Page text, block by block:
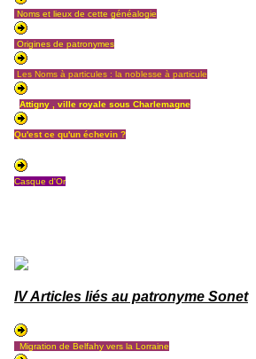
Noms et lieux de cette généalogie
Origines de patronymes
Les Noms à particules : la noblesse à particule
Attigny , ville royale sous Charlemagne
Qu'est ce qu'un échevin ?
Casque d'Or
IV Articles liés au patronyme Sonet
Migration de Belfahy vers la Lorraine